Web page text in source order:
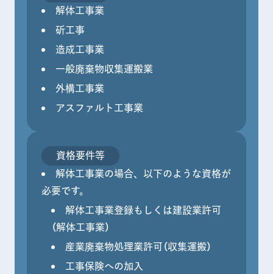
解体工事業
斫工事
造成工事業
一般廃棄物収集運搬業
外構工事業
アスファルト工事業
資格要件等
解体工事業の場合、以下のような資格が
必要です。
解体工事業登録もしくは建設業許可
（解体工事業）
産業廃棄物処理業許可（収集運搬）
工事保険への加入